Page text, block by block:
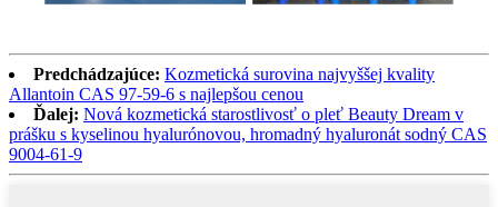
Predchádzajúce: Kozmetická surovina najvyššej kvality
Allantoin CAS 97-59-6 s najlepšou cenou
Ďalej: Nová kozmetická starostlivosť o pleť Beauty Dream v
prášku s kyselinou hyalurónovou, hromadný hyaluronát sodný CAS
9004-61-9